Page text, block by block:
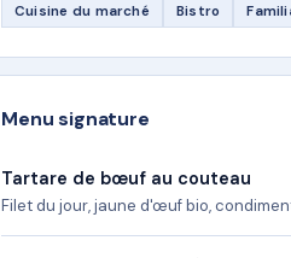
Cuisine du marché Bistro
Menu signature
Tartare de bœuf au couteau
Filet du jour, jaune d'œuf bio,